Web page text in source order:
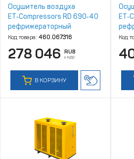
Осушитель воздуха
ET‑Compressors RD 690‑40
рефрижераторный
Код товара: 460.067316
278 046 RUB
с НДС
В КОРЗИНУ
Код